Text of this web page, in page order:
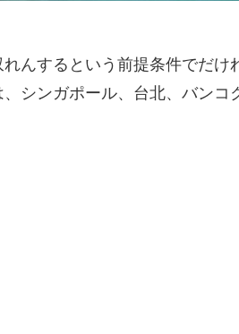
んするという前提条件でだけ
シンガポール、台北、バンコ